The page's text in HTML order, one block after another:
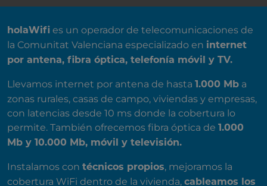
holaWifi es un operador de telecomunicaciones de
la Comunitat Valenciana especializado en internet
por antena, fibra óptica, telefonía móvil y TV.
Llevamos internet por antena de hasta 1.000 Mb a
zonas rurales, casas de campo, viviendas y empresas,
con latencias desde 10 ms donde la cobertura lo
permite. También ofrecemos fibra óptica de 1.000
Mb y 10.000 Mb, móvil y televisión.
Instalamos con técnicos propios, mejoramos la
cobertura WiFi dentro de la vivienda, cableamos los